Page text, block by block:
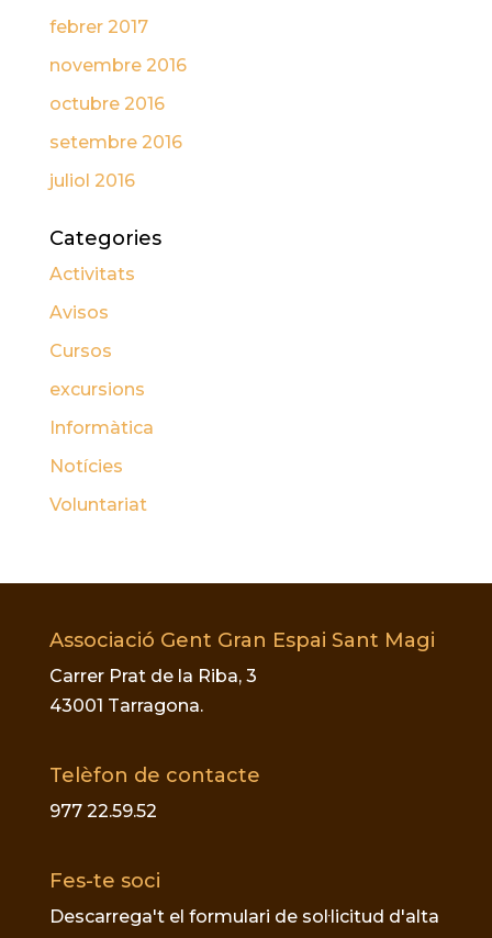
febrer 2017
novembre 2016
octubre 2016
setembre 2016
juliol 2016
Categories
Activitats
Avisos
Cursos
excursions
Informàtica
Notícies
Voluntariat
Associació Gent Gran Espai Sant Magi
Carrer Prat de la Riba, 3
43001 Tarragona.
Telèfon de contacte
977 22.59.52
Fes-te soci
Descarrega't el formulari de sol·licitud d'alta